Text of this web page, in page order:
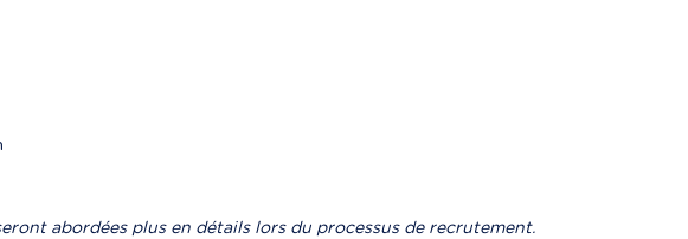
abordées plus en détails lors du processus de recrutement.